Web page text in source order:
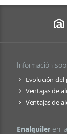
Información
Evolución del
Ventajas de
Ventajas de
Enalquiler en